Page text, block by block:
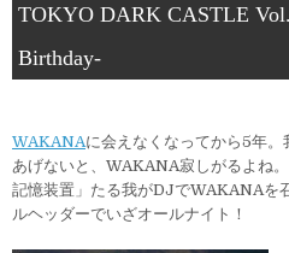
TOKYO DARK CASTLE
Birthday-
WAKANAに会えなくなってから5年
あげないと、WAKANA寂しがるよね
記憶装置」たる我がDJでWAKANAを
ルヘッダーでいざオールナイト！